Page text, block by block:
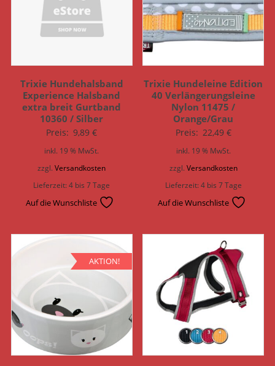
Trixie Hundehalsband
Experience Halsband
extra breit Gurtband
10360 / Silber
Preis: 9,89€
inkl. 19 % MwSt.
zzgl.Versandkosten
Lieferzeit:4 bis 7 Tage
Auf die Wunschliste
Trixie Hundeleine Edition
40 Verlängerungsleine
Nylon 11475 /
Orange/Grau
Preis: 22,49 €
inkl. 19 % MwSt.
zzgl. Versandkosten
Lieferzeit:4 bis 7 Tage
Auf die Wunschliste
AKTION!